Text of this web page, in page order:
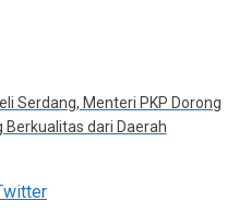
Serdang, Menteri PKP Dorong
dari Daerah